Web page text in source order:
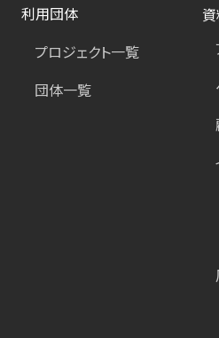
利用団体
プロジェクト一覧
団体一覧